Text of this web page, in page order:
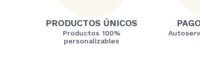
PRODUCTOS ÚNICOS
Productos 100%
personalizables